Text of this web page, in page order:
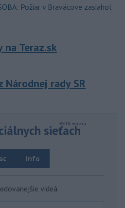
Požiar v Braväcove zasiahol
na Teraz.sk
Národnej rady SR
sieťach
Info
videá